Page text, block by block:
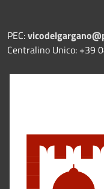
PEC:
Centralino Unico: +39